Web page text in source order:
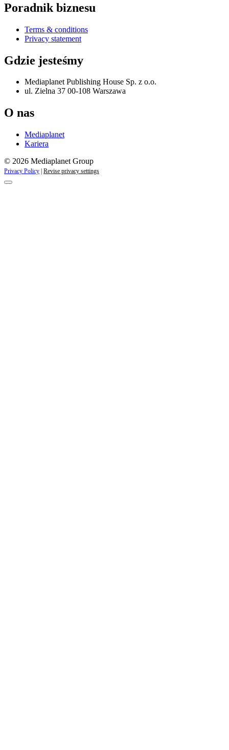
Poradnik biznesu
Terms & conditions
Privacy statement
Gdzie jesteśmy
Mediaplanet Publishing House Sp. z o.o.
ul. Zielna 37 00-108 Warszawa
O nas
Mediaplanet
Kariera
© 2026 Mediaplanet Group
Privacy Policy Revise privacy settings